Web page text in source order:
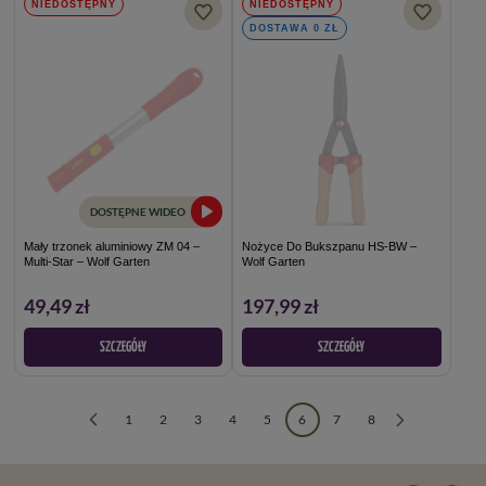
NIEDOSTĘPNY
DOSTĘPNE WIDEO
Mały trzonek aluminiowy ZM 04 –
Multi-Star – Wolf Garten
49,49 zł
SZCZEGÓŁY
NIEDOSTĘPNY
DOSTAWA 0 ZŁ
Nożyce Do Bukszpanu HS-BW –
Wolf Garten
197,99 zł
SZCZEGÓŁY
1 2 3 4 5 6 7 8